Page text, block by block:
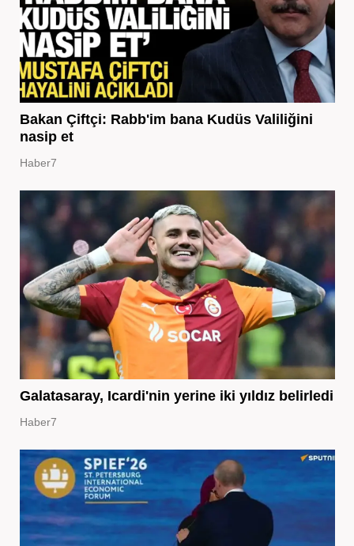
Bakan Çiftçi: Rabb'im bana Kudüs Valiliğini
nasip et
Haber7
Galatasaray, Icardi'nin yerine iki yıldız belirledi
Haber7